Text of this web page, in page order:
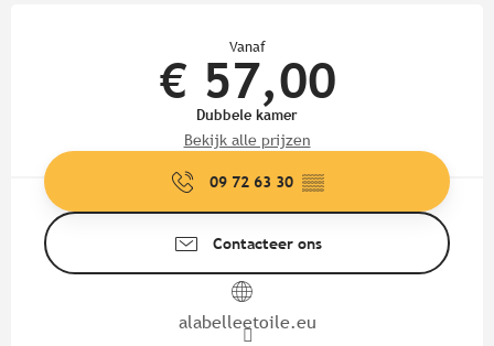
Vanaf
€ 57,00
Dubbele kamer
Bekijk alle prijzen
09 72 63 30 ▒▒
Contacteer ons
alabelleetoile.eu